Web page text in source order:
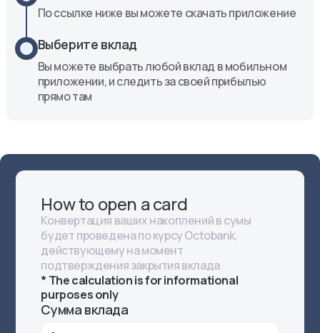
По ссылке ниже вы можете скачать приложение
Выберите вклад
Вы можете выбрать любой вклад в мобильном
приложении, и следить за своей прибылью
прямо там
How to open a card
Конвертация ваших накоплений в сумы
будет проведена по курсу Octobank,
действующему на момент
подтверждения закрытия вклада
* The calculation is for informational
purposes only
Сумма вклада